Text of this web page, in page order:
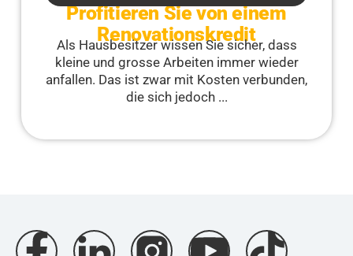
Profitieren Sie von einem
Renovationskredit
Als Hausbesitzer wissen Sie sicher, dass
kleine und grosse Arbeiten immer wieder
anfallen. Das ist zwar mit Kosten verbunden,
die sich jedoch ...